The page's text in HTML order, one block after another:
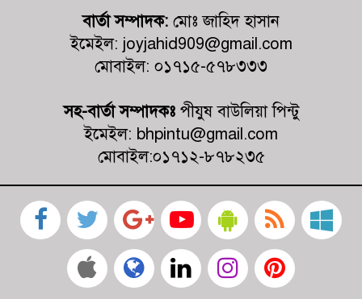
জুলাই গণহত্যায় জড়িত প্রত্যেক ব্যক্তিকে
আইনের আওতায় এনে দ্রুত, নিরপেক্ষ ও
স্বচ্ছ বিচার নিশ্চিত করতে হবে- মাহবুবুল
বার্তা সম্পাদক: মোঃ জাহিদ হাসান
ইমেইল: joyjahid909@gmail.com
মোবাইল: ০১৭১৫-৫৭৮৩৩৩
সহ-বার্তা সম্পাদকঃপীযুষ বাউলিয়া পিন্টু
ইমেইল: bhpintu@gmail.com
মোবাইল:০১৭১২-৮৭৮২৩৫